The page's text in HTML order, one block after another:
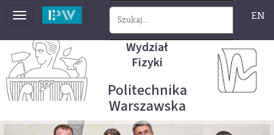
Toggle
EN
Wydział
Fizyki
Politechnika
Warszawska